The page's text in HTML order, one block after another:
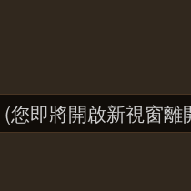
(您即將開啟新視窗離